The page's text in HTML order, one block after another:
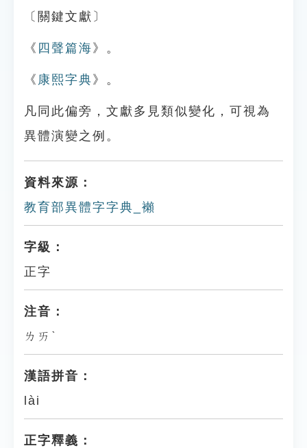
〔關鍵文獻〕
《 四聲篇海 》。
《 康熙字典 》。
凡同此偏旁，文獻多見類似變化，可視為
異體演變之例。
資料來源：
教育部異體字字典_襰
字級：
正字
注音：
ㄌㄞˋ
漢語拼音：
lài
正字釋義：